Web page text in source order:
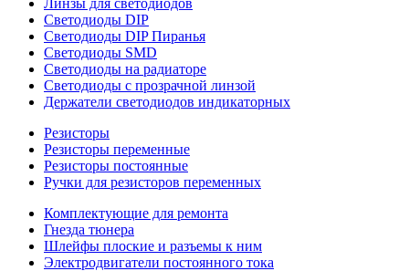
Линзы для светодиодов
Светодиоды DIP
Светодиоды DIP Пиранья
Светодиоды SMD
Светодиоды на радиаторе
Светодиоды с прозрачной линзой
Держатели светодиодов индикаторных
Резисторы
Резисторы переменные
Резисторы постоянные
Ручки для резисторов переменных
Комплектующие для ремонта
Гнезда тюнера
Шлейфы плоские и разъемы к ним
Электродвигатели постоянного тока